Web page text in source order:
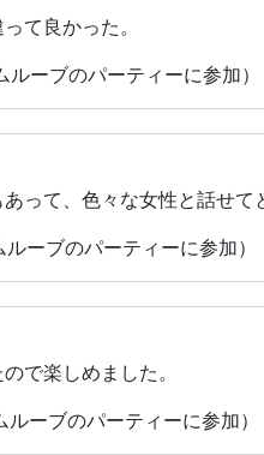
て良かった。
ーブのパーティーに参加）
って、色々な女性と話せて
ーブのパーティーに参加）
で楽しめました。
ーブのパーティーに参加）